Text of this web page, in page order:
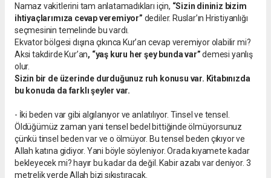
Namaz vakitlerini tam anlatamadıkları için, “Sizin dininiz bizim
ihtiyaçlarımıza cevap veremiyor” dediler. Ruslar’ın Hristiyanlığı
seçmesinin temelinde bu vardı.
Ekvator bölgesi dışına çıkınca Kur’an cevap veremiyor olabilir mi?
Aksi takdirde Kur’an, “yaş kuru her şey bunda var”demesi yanlış
olur.
Sizin bir de üzerinde durduğunuz ruh konusu var. Kitabınızda
bu konuda da farklı şeyler var.
- İki beden var gibi algılanıyor ve anlatılıyor. Tinsel ve tensel.
Öldüğümüz zaman yani tensel bedel bittiğinde ölmüyorsunuz
çünkü tinsel beden var ve o ölmüyor. Bu tensel beden çıkıyor ve
Allah katına gidiyor. Yani böyle söyleniyor. Orada kıyamete kadar
bekleyecek mi? hayır bu kadar da değil. Kabir azabı var deniyor. 3
metrelik yerde Allah bizi sıkıştıracak.